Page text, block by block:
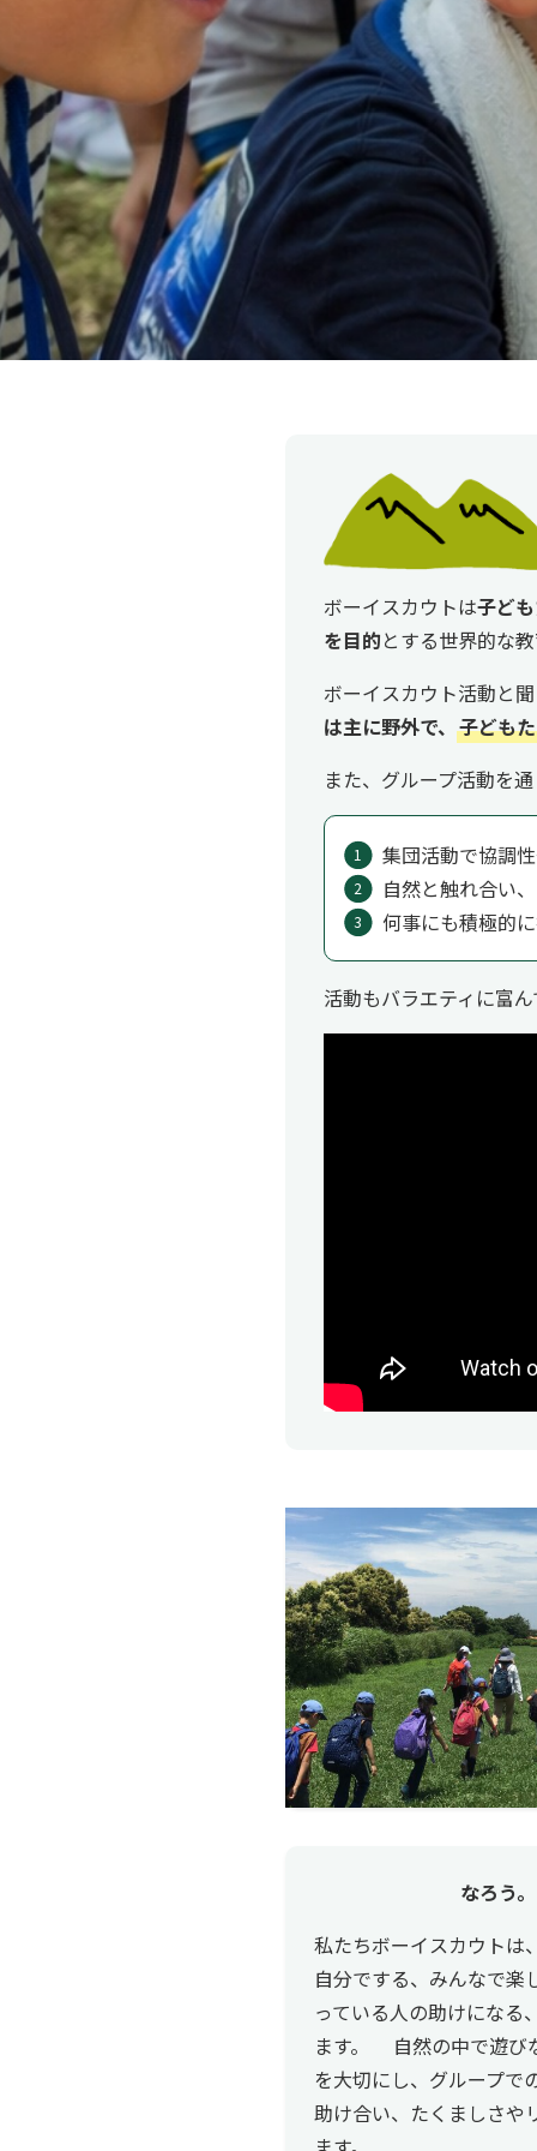
ボーイスカウトは子ど
を目的とする世界的な
ボーイスカウト活動と
は主に野外で、 子ども
また、グループ活動を
集団活動で協調
自然と触れ合い
何事にも積極的
活動もバラエティに富
なろう
私たちボーイスカウトは
自分でする、みんなで楽
っている人の助けになる
ます。 自然の中で遊び
を大切にし、グループで
助け合い、たくましさや